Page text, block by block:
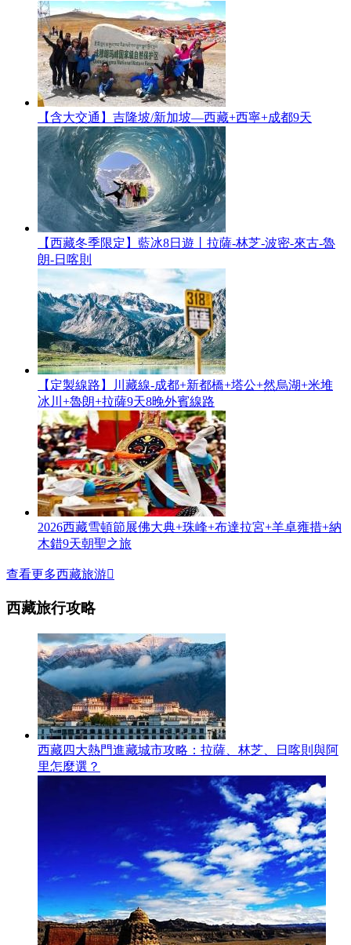
【含大交通】吉隆坡/新加坡—西藏+西寧+成都9天
【西藏冬季限定】藍冰8日遊丨拉薩-林芝-波密-來古-魯
朗-日喀則
【定製線路】川藏線-成都+新都橋+塔公+然烏湖+米堆
冰川+魯朗+拉薩9天8晚外賓線路
2026西藏雪頓節展佛大典+珠峰+布達拉宮+羊卓雍措+納
木錯9天朝聖之旅
查看更多西藏旅游
西藏旅行攻略
西藏四大熱門進藏城市攻略：拉薩、林芝、日喀則與阿
里怎麼選？